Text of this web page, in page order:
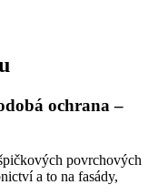
ochrana –
povrchových
a to na fasády,